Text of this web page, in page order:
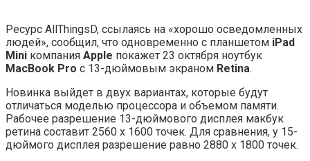
Ресурс AllThingsD, ссылаясь на «хорошо осведомленных
людей», сообщил, что одновременно с планшетом iPad
Mini компания Apple покажет 23 октября ноутбук
MacBook Pro с 13-дюймовым экраном Retina.
Новинка выйдет в двух вариантах, которые будут
отличаться моделью процессора и объемом памяти.
Рабочее разрешение 13-дюймового дисплея макбук
ретина составит 2560 х 1600 точек. Для сравнения, у 15-
дюймого дисплея разрешение равно 2880 х 1800 точек.